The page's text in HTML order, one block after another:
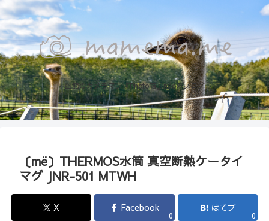
函館のカメラマン『Photo箱』naoのブログ
〔më〕THERMOS水筒 真空断熱ケータイ
マグ JNR-501 MTWH
X Facebook
0
はてブ
0